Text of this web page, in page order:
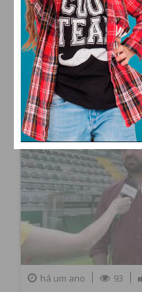
há um mês 53
Castor Cup - Torneio
para Bernardo,
FC Porto.
há um mês 64
Sérgio Coelho,
considera que o
oportunidade”
há um mês 37
José Pinto,
Formação do clube
de convívio
há um ano 93